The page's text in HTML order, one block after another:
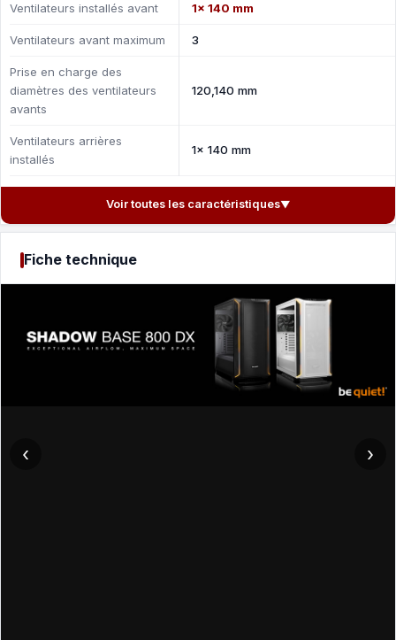
Ventilateurs installés avant 1x 140 mm
Ventilateurs avant maximum 3
Prise en charge des
diamètres des ventilateurs
avants
120,140 mm
Ventilateurs arrières
installés
1x 140 mm
Voir toutes les caractéristiques▼
Fiche technique
‹ ›